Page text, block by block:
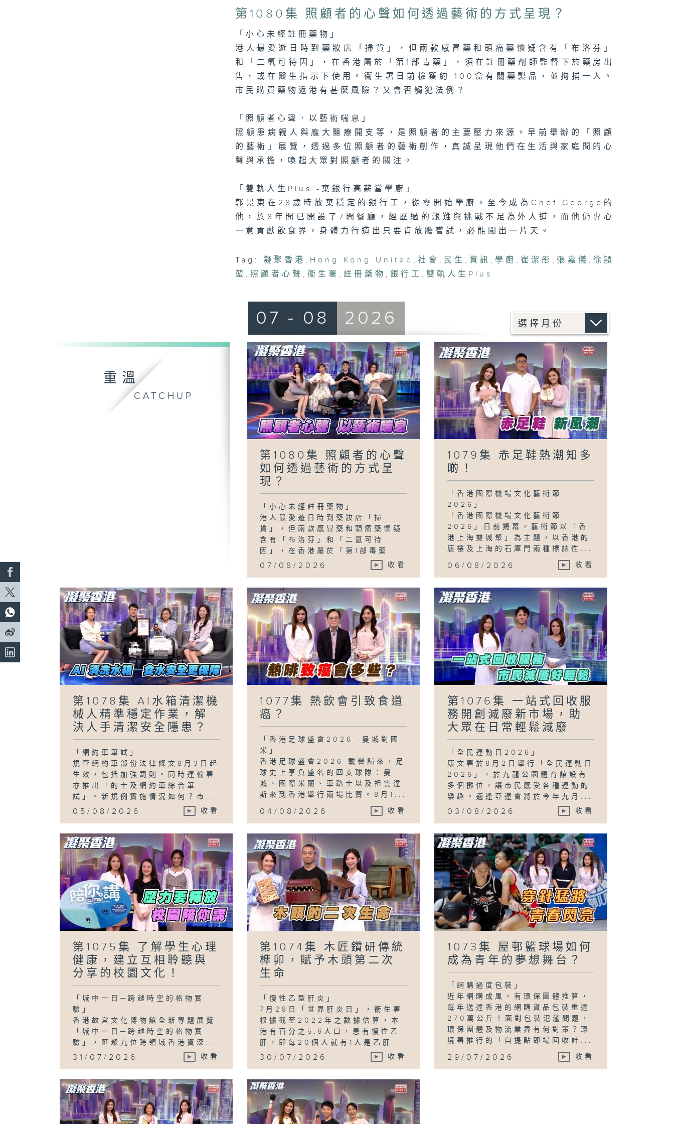
23
minutes,
secondsVolume
90%
第1080集 照顧者的心聲如何透過藝術的方式呈現？
「小心未經註冊藥物」
港人最愛遊日時到藥妝店「掃貨」，但兩款感冒藥和頭痛藥懷疑含有「布洛芬」
和「二氫可待因」，在香港屬於「第1部毒藥」，須在註冊藥劑師監督下於藥房出
售，或在醫生指示下使用。衞生署日前檢獲約 100盒有關藥製品，並拘捕一人。
市民購買藥物返港有甚麼風險？又會否觸犯法例？
「照顧者心聲．以藝術喘息」
照顧患病親人與龐大醫療開支等，是照顧者的主要壓力來源。早前舉辦的「照顧
的藝術」展覽，透過多位照顧者的藝術創作，真誠呈現他們在生活與家庭間的心
聲與承擔，喚起大眾對照顧者的關注。
「雙軌人生Plus -棄銀行高薪當學廚」
郭景東在28歲時放棄穩定的銀行工，從零開始學廚。至今成為Chef George的
他，於8年間已開設了7間餐廳，經歷過的艱難與挑戰不足為外人道，而他仍專心
一意貢獻飲食界，身體力行道出只要肯放膽嘗試，必能闖出一片天。
Tag: 凝聚香港 , Hong Kong United ,社會 , 民生 , 資訊 , 學廚 ,崔潔彤 , 張嘉儀 , 徐頴
堃 , 照顧者心聲 , 衞生署 , 註冊藥物 , 銀行工 , 雙軌人生Plus
重溫
CATCHUP
07 - 08 2026
第1080集 照顧者的心聲
如何透過藝術的方式呈
現？
「小心未經註冊藥物」
港人最愛遊日時到藥妝店「掃
貨」，但兩款感冒藥和頭痛藥懷疑
含有「布洛芬」和「二氫可待
因」，在香港屬於「第1部毒藥...
07/08/2026 收看
1079集 赤足鞋熱潮知多
啲！
「香港國際機場文化藝術節
2026」
「香港國際機場文化藝術節
2026」日前揭幕，藝術節以「香
港上海雙城聚」為主題，以香港的
唐樓及上海的石庫門兩種標誌性...
06/08/2026 收看
第1078集 AI水箱清潔機
械人精準穩定作業，解
決人手清潔安全隱患？
「網約車筆試」
規管網約車部份法律條文8月3日起
生效，包括加強罰則。同時運輸署
亦推出「的士及網約車綜合筆
試」。新規例實施情況如何？市...
05/08/2026 收看
1077集 熱飲會引致食道
癌？
「香港足球盛會2026 -曼城對國
米」
香港足球盛會2026 載譽歸來，足
球史上享負盛名的四支球隊：曼
城、國際米蘭、車路士以及祖雲達
斯來到香港舉行兩場比賽。8月1...
04/08/2026 收看
第1076集 一站式回收服
務開創減廢新市場，助
大眾在日常輕鬆減廢
「全民運動日2026」
康文署於8月2日舉行「全民運動日
2026」，於九龍公園體育館設有
多個攤位，讓市民感受各種運動的
樂趣。適逢亞運會將於今年九月...
03/08/2026 收看
第1075集 了解學生心理
健康，建立互相聆聽與
分享的校園文化！
「城中一日─跨越時空的格物實
驗」
香港故宮文化博物館全新專題展覽
「城中一日─跨越時空的格物實
驗」，匯聚九位跨領域香港資深...
31/07/2026 收看
第1074集 木匠鑽研傳統
榫卯，賦予木頭第二次
生命
「慢性乙型肝炎」
7月28日「世界肝炎日」，衞生署
根據截至2022年之數據估算，本
港有百分之5.6人口，患有慢性乙
肝，即每20個人就有1人是乙肝...
30/07/2026 收看
1073集 屋邨籃球場如何
成為青年的夢想舞台？
「網購過度包裝」
近年網購成風，有環保團體推算，
每年送達香港的網購貨品包裝重達
270萬公斤！面對包裝氾濫問題，
環保團體及物流業界有何對策？環
境署推行的「自提點即場回收計...
29/07/2026 收看